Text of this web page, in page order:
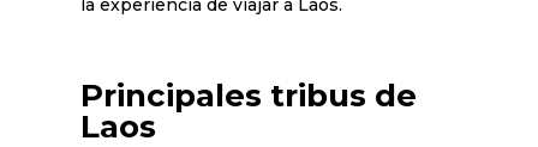
la experiencia de viajar a Laos.
Principales tribus de
Laos